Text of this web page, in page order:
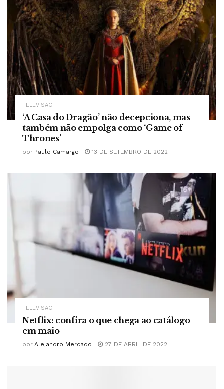
TELEVISÃO
‘A Casa do Dragão’ não decepciona, mas
também não empolga como ‘Game of
Thrones’
por Paulo Camargo 13 DE SETEMBRO DE 2022
TELEVISÃO
Netflix: confira o que chega ao catálogo
em maio
por Alejandro Mercado 27 DE ABRIL DE 2022